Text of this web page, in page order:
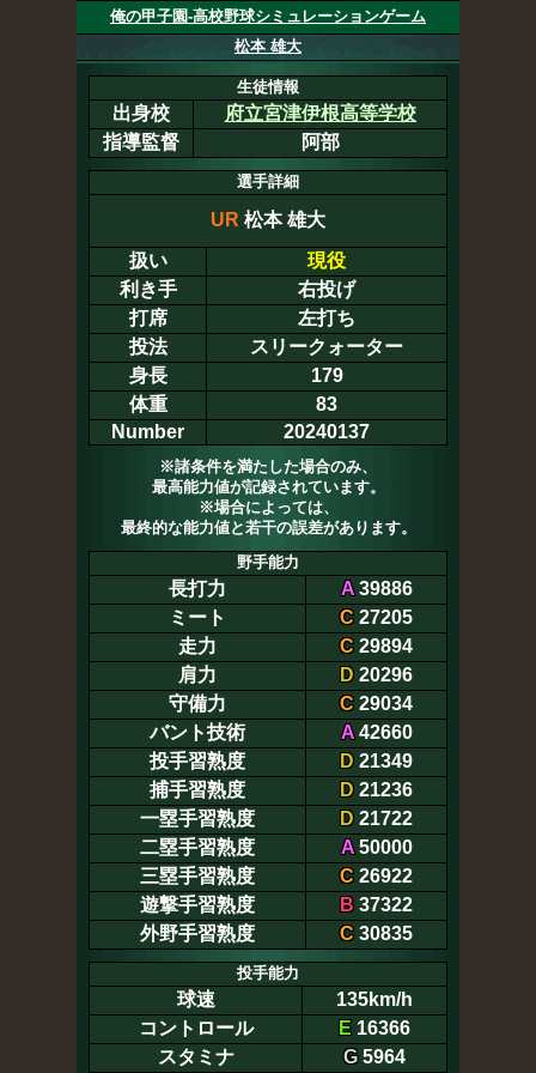
俺の甲子園-高校野球シミュレーションゲーム
松本 雄大
生徒情報
出身校
府立宮津伊根高等学校
指導監督
阿部
選手詳細
UR 松本 雄大
扱い
現役
利き手
右投げ
打席
左打ち
投法
スリークォーター
身長
179
体重
83
Number
20240137
※諸条件を満たした場合のみ、
最高能力値が記録されています。
※場合によっては、
最終的な能力値と若干の誤差があります。
野手能力
長打力 A39886
ミート
C 27205
走力
C 29894
肩力
D 20296
守備力
C 29034
バント技術
A42660
投手習熟度
D 21349
捕手習熟度
D 21236
一塁手習熟度
D 21722
二塁手習熟度
A50000
三塁手習熟度
C 26922
遊撃手習熟度
B 37322
外野手習熟度
C 30835
投手能力
球速
135km/h
コントロール
E 16366
スタミナ
G5964